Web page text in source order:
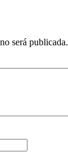
será publicada.